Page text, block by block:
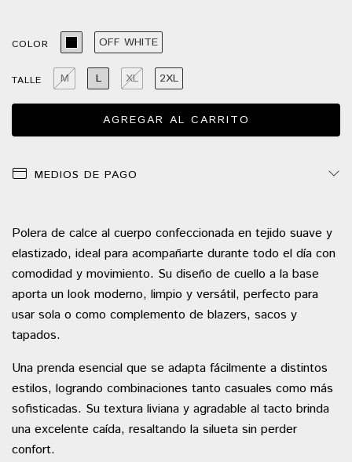
COLOR OFF WHITE
TALLE M L XL 2XL
MEDIOS DE PAGO
Polera de calce al cuerpo confeccionada en tejido suave y
elastizado, ideal para acompañarte durante todo el día con
comodidad y movimiento. Su diseño de cuello a la base
aporta un look moderno, limpio y versátil, perfecto para
usar sola o como complemento de blazers, sacos y
tapados.
Una prenda esencial que se adapta fácilmente a distintos
estilos, logrando combinaciones tanto casuales como más
sofisticadas. Su textura liviana y agradable al tacto brinda
una excelente caída, resaltando la silueta sin perder
confort.